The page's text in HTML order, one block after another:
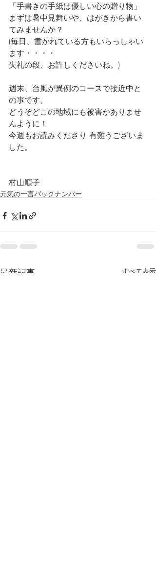
「手書きの手紙は優しい心の贈り物」
まずは暑中見舞いや、はがきから書い
てみませんか？
(毎日、書かれている方もいらっしゃい
ます・・・・
失礼の段、お許しくださいね。)
週末、台風が異例のコースで接近中と
の事です。
どうぞどこの地域にも被害がありませ
んように！
今週もお読みくださり 有難うございま
した。
村山順子
元気の一言バックナンバー
最新記事 すべて表示